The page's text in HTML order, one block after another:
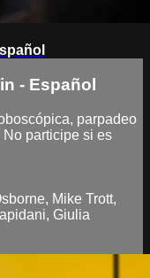
- Español
parpadeo
participe si es
Mike Trott,
Giulia